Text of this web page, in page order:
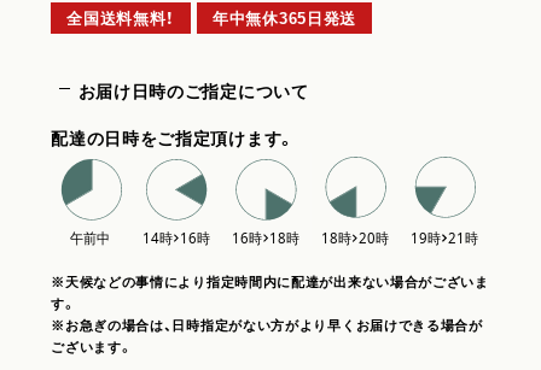
全国送料無料！ 年中無休365日発送
お届け日時のご指定について
配達の日時をご指定頂けます。
※天候などの事情により指定時間内に配達が出来ない場合がございま
す。
※お急ぎの場合は、日時指定がない方がより早くお届けできる場合が
ございます。